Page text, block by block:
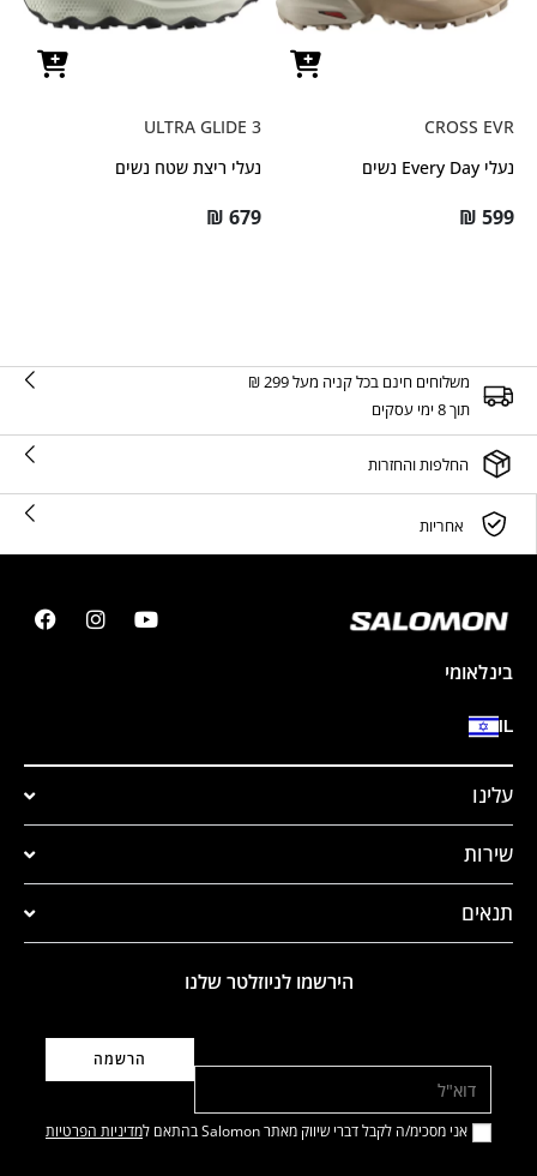
CROSS EVR
נעלי Every Day נשים
₪ 599
ULTRA GLIDE 3
נעלי ריצת שטח נשים
₪ 679
משלוחים חינם בכל קניה מעל 299 ₪
תוך 8 ימי עסקים
החלפות והחזרות
אחריות
בינלאומי
IL
עלינו
שירות
תנאים
הירשמו לניוזלטר שלנו
אני מסכימ/ה לקבל דברי שיווק מאתר Salomon בהתאם ל מדיניות הפרטיות